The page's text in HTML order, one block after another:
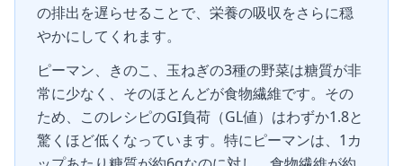
の排出を遅らせることで、栄養の吸収をさらに穏
やかにしてくれます。
ピーマン、きのこ、玉ねぎの3種の野菜は糖質が非
常に少なく、そのほとんどが食物繊維です。その
ため、このレシピのGI負荷（GL値）はわずか1.8と
驚くほど低くなっています。特にピーマンは、1カ